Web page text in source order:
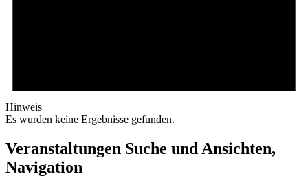
Hinweis
Es wurden keine Ergebnisse gefunden.
Veranstaltungen Suche und Ansichten,
Navigation